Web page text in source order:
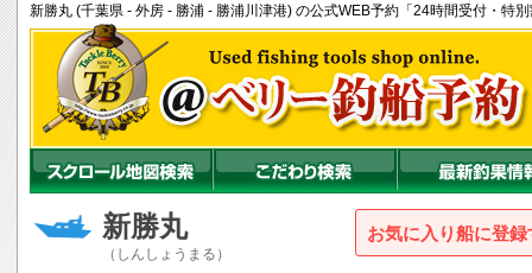
新勝丸 (千葉県 - 外房 - 勝浦 - 勝浦川津港) の公式WEB予約「24時間受付・特
新勝丸
（しんしょうまる）
お気に入り船に登録